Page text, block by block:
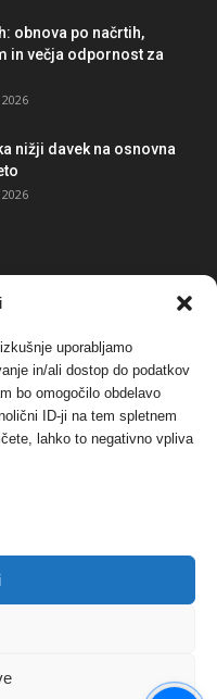
uporabljamo
in/ali dostop do podatkov
bo omogočilo obdelavo
ID-ji na tem spletnem
lahko to negativno vpliva
obnova po načrtih,
in večja odpornost za
nižji davek na osnovna
elektrarnam na Ojstrici, v
korist elektrarnam
mojstra Andreja
2017